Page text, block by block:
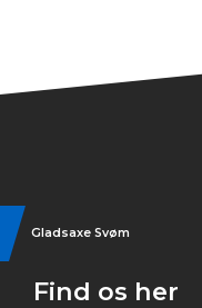
Gladsaxe Svøm
Find os her